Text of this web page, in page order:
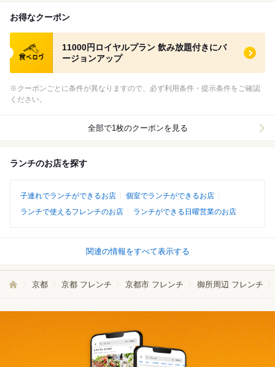
お得なクーポン
食べログ クーポン
11000円ロイヤルプラン 飲み放題付きにバ
ージョンアップ
※クーポンごとに条件が異なりますので、必ず利用条件・提示条件をご確認
ください。
全部で1枚のクーポンを見る
ランチのお店を探す
子連れでランチができるお店
個室でランチができるお店
ランチで使えるフレンチのお店
ランチができる日曜営業のお店
関連の情報をすべて表示する
京都 京都 フレンチ 京都市 フレンチ 御所周辺 フレンチ